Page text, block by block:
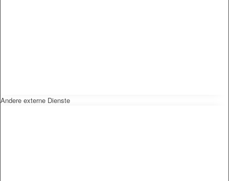
Andere externe Dienste